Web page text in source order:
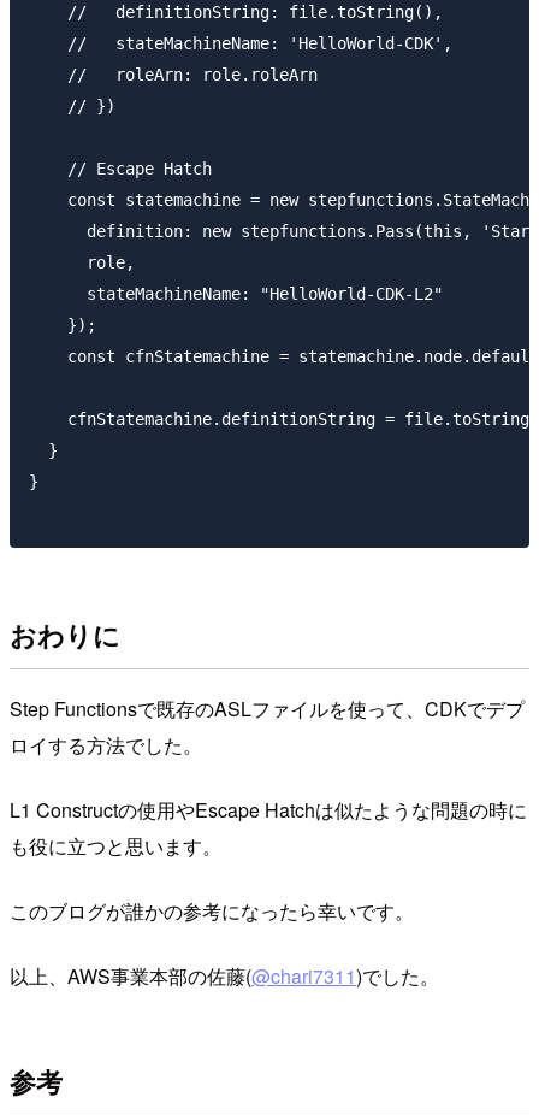
    //   definitionString: file.toString(),
    //   stateMachineName: 'HelloWorld-CDK',
    //   roleArn: role.roleArn
    // })
    // Escape Hatch
const statemachine = new
definition: new stepfunctions.Pass(this,
      role,
      stateMachineName: "HelloWorld-CDK-L2"
    });
const cfnStatemachine =
cfnStatemachine.definitionString =
  }
}
おわりに
Step Functionsで既存のASLファイルを使って、CDKでデプ
ロイする方法でした。
L1 Constructの使用やEscape Hatchは似たような問題の時に
も役に立つと思います。
このブログが誰かの参考になったら幸いです。
以上、AWS事業本部の佐藤(@chari7311)でした。
参考